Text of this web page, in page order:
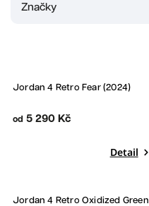
Značky
Jordan 4 Retro Fear (2024)
od 5 290 Kč
Detail
Bestseller
Jordan 4 Retro Oxidized Green